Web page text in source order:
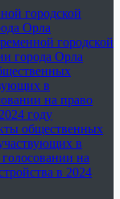
городской
Орла
городской
города Орла
в
на право
году
общественных
в
на
в 2024